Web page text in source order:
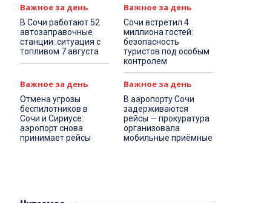
Важное за день
В Сочи работают 52
автозаправочные
станции: ситуация с
топливом 7 августа
Важное за день
Сочи встретил 4
миллиона гостей:
безопасность
туристов под особым
контролем
Важное за день
Отмена угрозы
беспилотников в
Сочи и Сириусе:
аэропорт снова
принимает рейсы
Важное за день
В аэропорту Сочи
задерживаются
рейсы — прокуратура
организовала
мобильные приёмные